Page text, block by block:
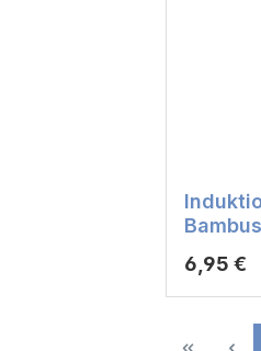
6,95 €